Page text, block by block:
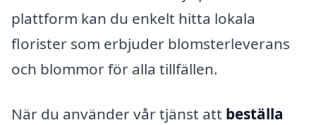
plattform kan du enkelt hitta lokala
florister som erbjuder blomsterleverans
och blommor för alla tillfällen.
När du använder vår tjänst att beställa